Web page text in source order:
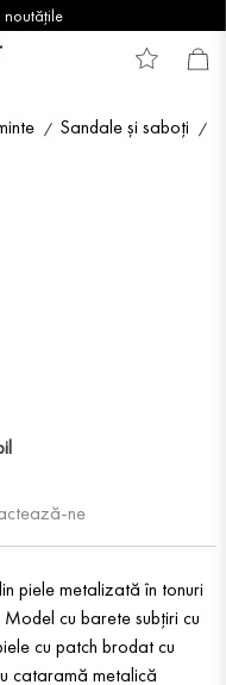
Sandale și saboți
ne
piele metalizată în tonuri
cu barete subțiri cu
cu patch brodat cu
cataramă metalică